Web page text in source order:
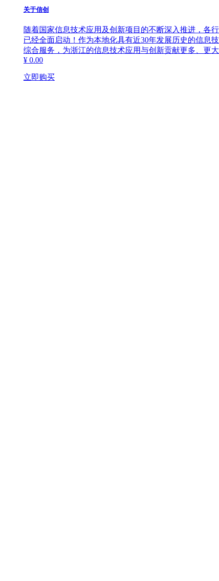
关于信创
随着国家信息技术应用及创新项目的不断深入推进，各
已经全面启动！作为本地化具有近30年发展历史的信息
综合服务，为浙江的信息技术应用与创新贡献更多、更
¥ 0.00
立即购买